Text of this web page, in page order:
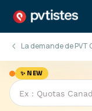
La demande de PVT
✨ NEW